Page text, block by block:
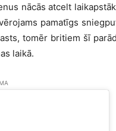
nācās atcelt
pamatīgs
tomēr britiem šī
laikā.